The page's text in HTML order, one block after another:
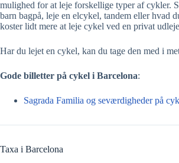
mulighed for at leje forskellige typer af cykler.
barn bagpå, leje en elcykel, tandem eller hvad
koster lidt mere at leje cykel ved en privat
Har du lejet en cykel, kan du tage den med i
Gode billetter på cykel i Barcelona:
Sagrada Familia og seværdigheder på
Taxa i Barcelona